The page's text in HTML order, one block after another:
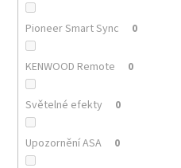
Pioneer Smart Sync 0
KENWOOD Remote 0
Světelné efekty 0
Upozornění ASA 0